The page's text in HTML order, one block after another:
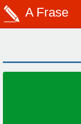
A Frase